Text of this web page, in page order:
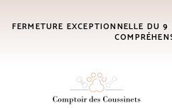
FERMETURE EXCEPTIONNELLE DU